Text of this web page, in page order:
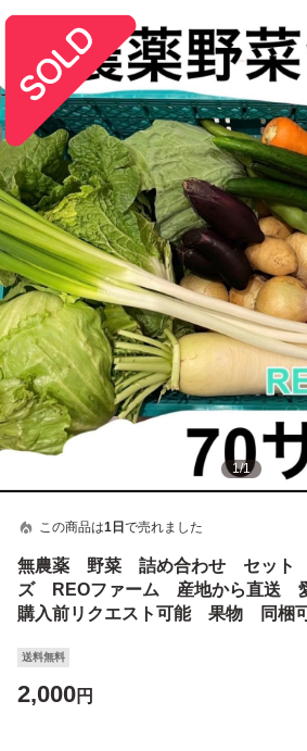
1/1
この商品は1日 で売れました
無農薬 野菜 詰め合わせ セット
ズ REOファーム 産地から直送
購入前リクエスト可能 果物 同梱
送料無料
2,000円